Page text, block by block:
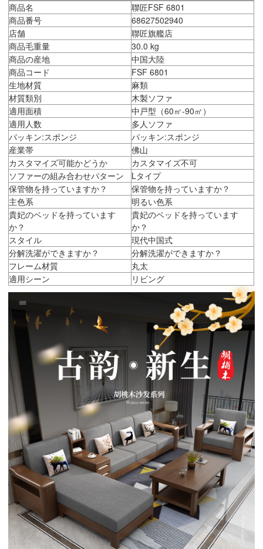
商品名
聯匠FSF 6801
商品番号
68627502940
店舗
聯匠旗艦店
商品毛重量
30.0 kg
商品の産地
中国大陸
商品コード
FSF 6801
生地材質
麻類
材質類別
木製ソファ
適用面積
中戸型（60㎡-90㎡）
適用人数
多人ソファ
パッキン:スポンジ
パッキン:スポンジ
産業帯
佛山
カスタマイズ可能かどうか
カスタマイズ不可
ソファーの組み合わせパターン
Lタイプ
保管物を持っていますか？
保管物を持っていますか？
主色系
明るい色系
貴妃のベッドを持っています
か？
貴妃のベッドを持っています
か？
スタイル
現代中国式
分解洗濯ができますか？
分解洗濯ができますか？
フレーム材質
丸太
適用シーン
リビング